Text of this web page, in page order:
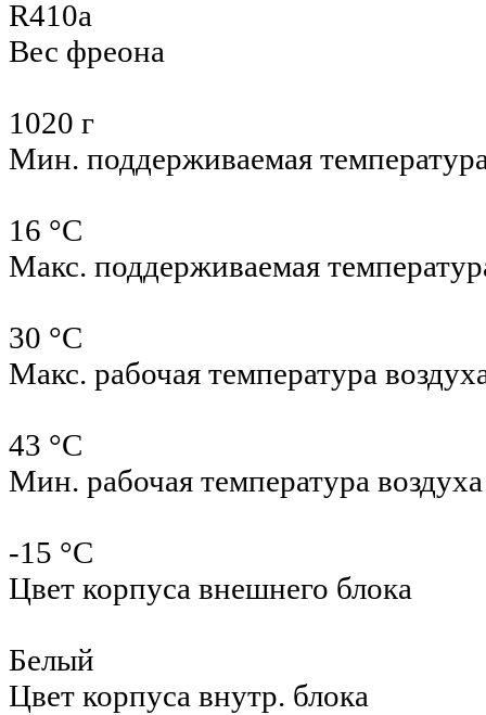
R410a
Вес фреона
1020 г
Мин. поддерживаемая
16 °С
Макс. поддерживаемая
30 °С
Макс. рабочая температура
43 °С
Мин. рабочая температура
-15 °С
Цвет корпуса внешнего блока
Белый
Цвет корпуса внутр. блока